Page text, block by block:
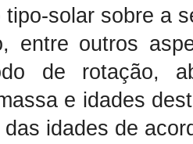
tipo-solar sobre a
entre outros
de rotação,
e idades
idades de